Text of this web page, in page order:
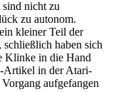
nicht zu
zu autonom.
kleiner Teil der
haben sich
Klinke in die Hand
Artikel in der Atari-
aufgefangen